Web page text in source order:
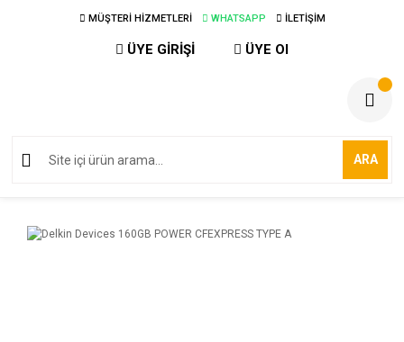
MÜŞTERİ HİZMETLERİ WHATSAPP İLETİŞİM
ÜYE GİRİŞİ ÜYE Ol
ARA